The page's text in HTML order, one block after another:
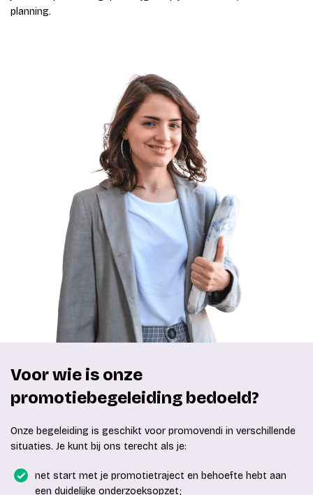
planning.
Voor wie is onze
promotiebegeleiding bedoeld?
Onze begeleiding is geschikt voor promovendi in verschillende
situaties. Je kunt bij ons terecht als je:
net start met je promotietraject en behoefte hebt aan
een duidelijke onderzoeksopzet;